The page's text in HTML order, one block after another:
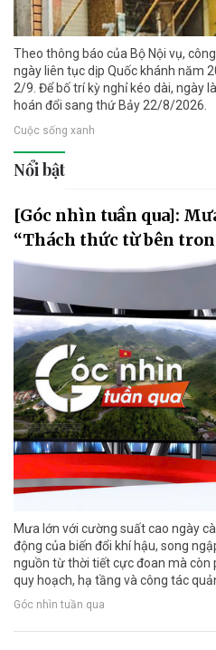
Theo thông báo của Bộ Nội vụ,
ngày liên tục dịp Quốc khánh năm
2/9. Để bố trí kỳ nghỉ kéo dài, ngày
hoán đổi sang thứ Bảy 22/8/2026.
Cuộc sống xanh
Nổi bật
[Góc nhìn tuần qua]:
“Thách thức từ bên
Mưa lớn với cường suất cao ngày
động của biến đổi khí hậu, song
nguồn từ thời tiết cực đoan mà còn
quy hoạch, hạ tầng và công tác
Góc nhìn tuần qua